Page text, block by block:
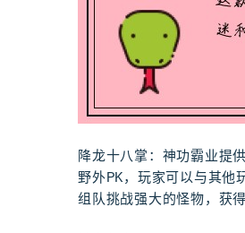
降龙十八掌：神功霸业提
野外PK，玩家可以与其他
组队挑战强大的怪物，获